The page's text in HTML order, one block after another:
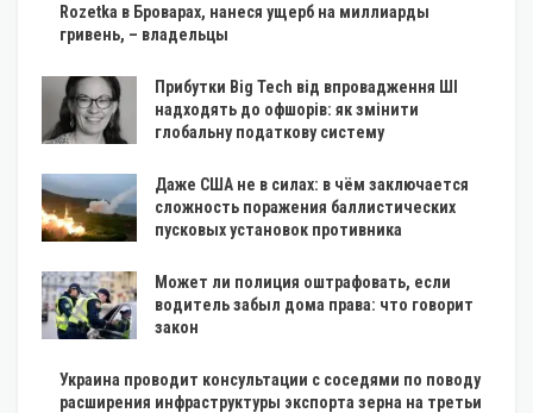
Rozetka в Броварах, нанеся ущерб на миллиарды
гривень, – владельцы
Прибутки Big Tech від впровадження ШІ
надходять до офшорів: як змінити
глобальну податкову систему
Даже США не в силах: в чём заключается
сложность поражения баллистических
пусковых установок противника
Может ли полиция оштрафовать, если
водитель забыл дома права: что говорит
закон
Украина проводит консультации с соседями по поводу
расширения инфраструктуры экспорта зерна на третьи